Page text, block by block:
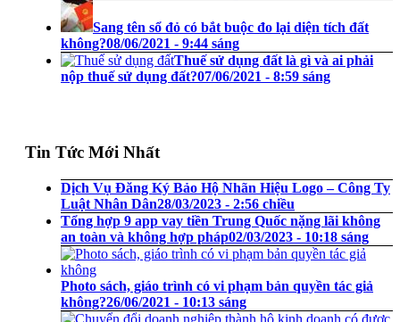
Sang tên sổ đỏ có bắt buộc đo lại diện tích đất
không?08/06/2021 - 9:44 sáng
Thuế sử dụng đất là gì và ai phải
nộp thuế sử dụng đất?07/06/2021 - 8:59 sáng
Tin Tức Mới Nhất
Dịch Vụ Đăng Ký Bảo Hộ Nhãn Hiệu Logo – Công Ty
Luật Nhân Dân28/03/2023 - 2:56 chiều
Tổng hợp 9 app vay tiền Trung Quốc nặng lãi không
an toàn và không hợp pháp02/03/2023 - 10:18 sáng
Photo sách, giáo trình có vi phạm bản quyền tác giả
không?26/06/2021 - 10:13 sáng